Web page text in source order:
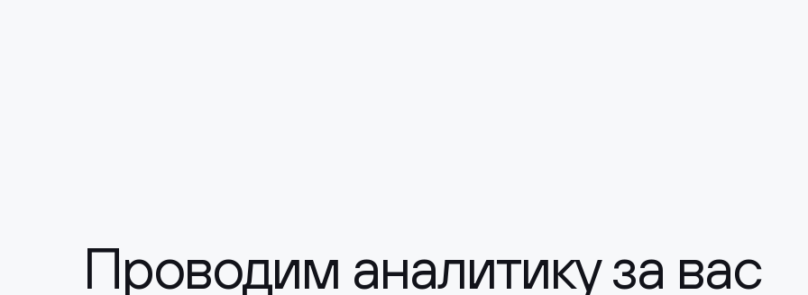
Проводим аналитику за вас